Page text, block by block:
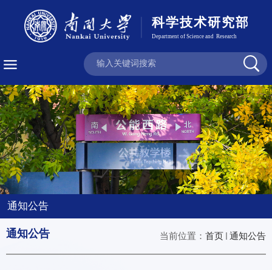
通知公告
当前位置： 首页 通知公告
通知公告